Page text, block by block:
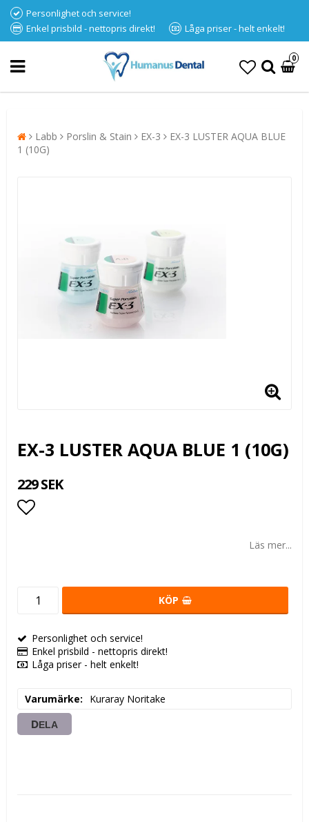
Personlighet och service!
Enkel prisbild - nettopris direkt!
Låga priser - helt enkelt!
0
Labb Porslin & Stain EX-3
EX-3 LUSTER AQUA BLUE
1 (10G)
EX-3 LUSTER AQUA BLUE 1 (10G)
229 SEK
Läs mer...
KÖP
Personlighet och service!
Enkel prisbild - nettopris direkt!
Låga priser - helt enkelt!
Varumärke Kuraray Noritake
DELA